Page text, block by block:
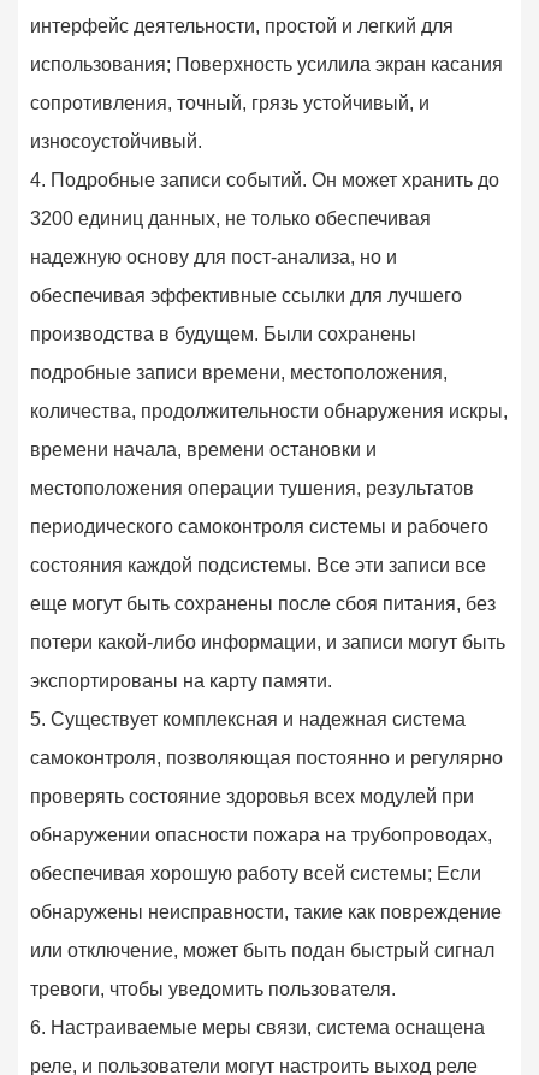
интерфейс деятельности, простой и легкий для
использования; Поверхность усилила экран касания
сопротивления, точный, грязь устойчивый, и
износоустойчивый.
4. Подробные записи событий. Он может хранить до
3200 единиц данных, не только обеспечивая
надежную основу для пост-анализа, но и
обеспечивая эффективные ссылки для лучшего
производства в будущем. Были сохранены
подробные записи времени, местоположения,
количества, продолжительности обнаружения искры,
времени начала, времени остановки и
местоположения операции тушения, результатов
периодического самоконтроля системы и рабочего
состояния каждой подсистемы. Все эти записи все
еще могут быть сохранены после сбоя питания, без
потери какой-либо информации, и записи могут быть
экспортированы на карту памяти.
5. Существует комплексная и надежная система
самоконтроля, позволяющая постоянно и регулярно
проверять состояние здоровья всех модулей при
обнаружении опасности пожара на трубопроводах,
обеспечивая хорошую работу всей системы; Если
обнаружены неисправности, такие как повреждение
или отключение, может быть подан быстрый сигнал
тревоги, чтобы уведомить пользователя.
6. Настраиваемые меры связи, система оснащена
реле, и пользователи могут настроить выход реле